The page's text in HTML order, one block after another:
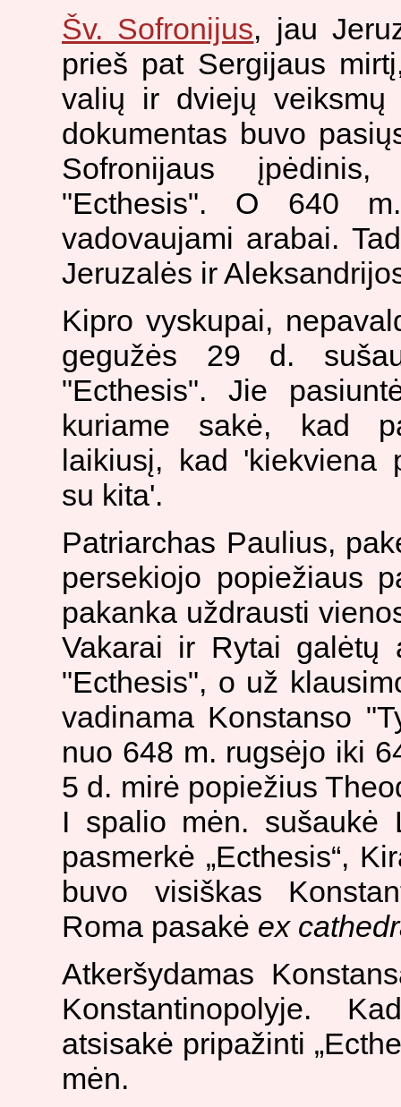
Šv. Sofronijus, jau
prieš pat Sergijaus
valių ir dviejų veiksmų
dokumentas buvo
Sofronijaus
"Ecthesis". O 640
vadovaujami arabai.
Jeruzalės ir
Kipro vyskupai,
gegužės 29 d.
"Ecthesis". Jie
kuriame sakė, kad
laikiusį, kad 'kiekviena
su kita'.
Patriarchas Paulius,
persekiojo popiežiaus
pakanka uždrausti
Vakarai ir Rytai galėtų
"Ecthesis", o už
vadinama Konstanso
nuo 648 m. rugsėjo iki
5 d. mirė popiežius
I spalio mėn. sušaukė
pasmerkė „Ecthesis“,
buvo visiškas
Roma pasakė ex
Atkeršydamas
Konstantinopolyje.
atsisakė pripažinti
mėn.